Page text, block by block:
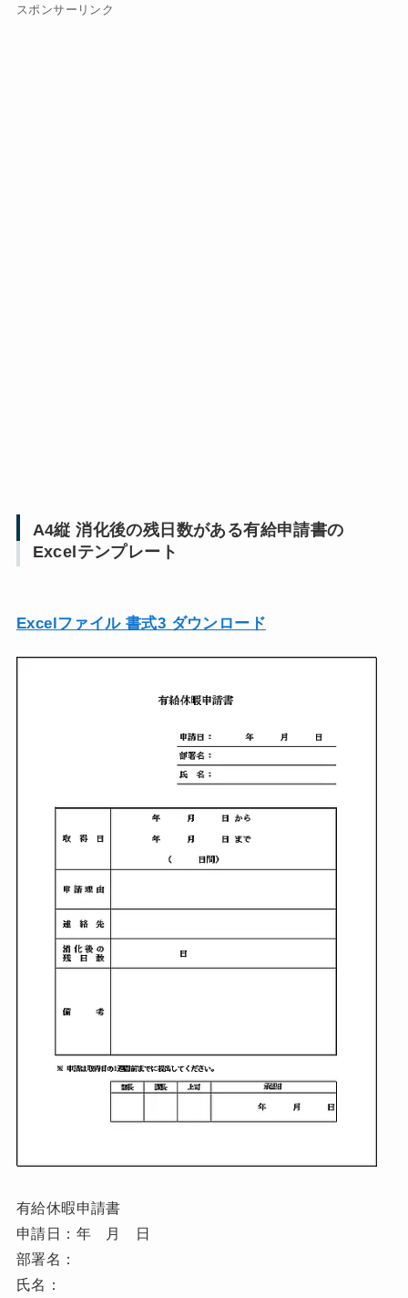
スポンサーリンク
A4縦 消化後の残日数がある有給申請書の
Excelテンプレート
Excelファイル 書式3 ダウンロード
有給休暇申請書
申請日：年 月 日
部署名：
氏名：